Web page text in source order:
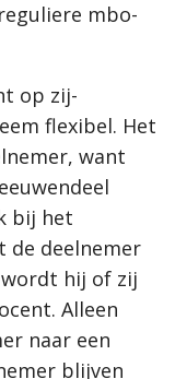
mbo-
op zij-
flexibel. Het
want
bij het
de deelnemer
hij of zij
Alleen
naar een
blijven